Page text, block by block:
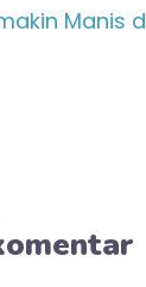
Manis